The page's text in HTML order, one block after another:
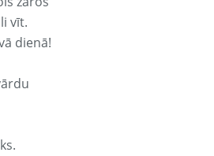
vīt.
dienā!